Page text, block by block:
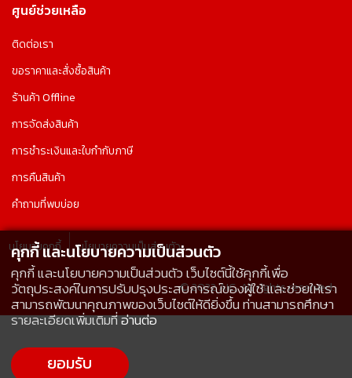
ศูนย์ช่วยเหลือ
ติดต่อเรา
ขอราคาและสั่งซื้อสินค้า
ร้านค้า Offline
การจัดส่งสินค้า
การชำระเงินและใบกำกับภาษี
การคืนสินค้า
คำถามที่พบบ่อย
นโยบายคุกกี้ นโยบายความเป็นส่วนตัว
© 2022 AIC, All rights reserved.
คุกกี้ และนโยบายความเป็นส่วนตัว
คุกกี้ และนโยบายความเป็นส่วนตัว เว็บไซต์นี้ใช้คุกกี้เพื่อ
วัตถุประสงค์ในการปรับปรุงประสบการณ์ของผู้ใช้ และช่วยให้เรา
สามารถพัฒนาคุณภาพของเว็บไซต์ให้ดียิ่งขึ้น ท่านสามารถศึกษา
รายละเอียดเพิ่มเติมที่อ่านต่อ
ยอมรับ